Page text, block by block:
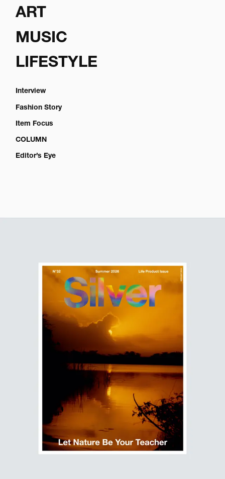
ART
MUSIC
LIFESTYLE
Interview
Fashion Story
Item Focus
COLUMN
Editor’s Eye